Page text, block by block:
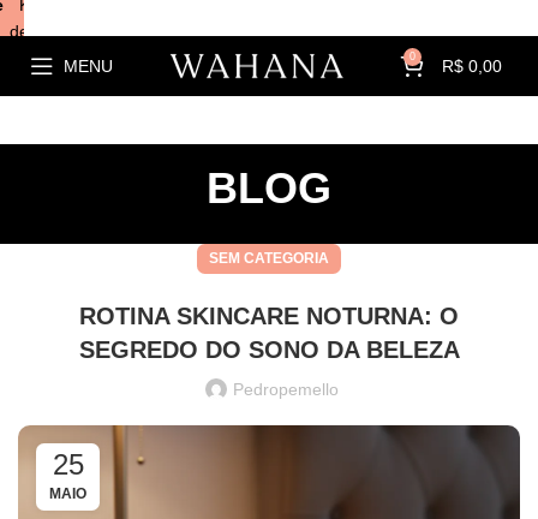
MENU 0 R$ 0,00
BLOG
SEM CATEGORIA
ROTINA SKINCARE NOTURNA: O
SEGREDO DO SONO DA BELEZA
Pedropemello
25
MAIO
Kits com
descontos!